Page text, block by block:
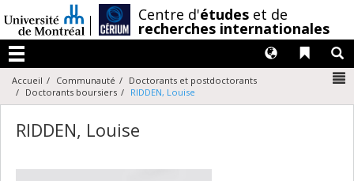
au
contenu
Centre d'études et de
recherches internationales
Menu
Liens
Langues
Accueil Communauté
Doctorants et postdoctorants
Doctorants boursiers
RIDDEN, Louise
RIDDEN, Louise